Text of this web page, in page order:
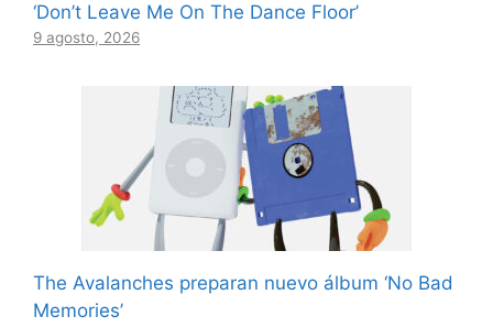
‘Don’t Leave Me On The Dance Floor’
9 agosto, 2026
The Avalanches preparan nuevo álbum ‘No Bad
Memories’